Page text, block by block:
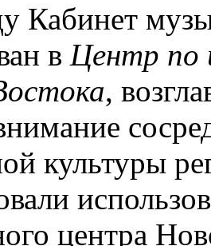
Кабинет
в Центр по
,
культуры
центра